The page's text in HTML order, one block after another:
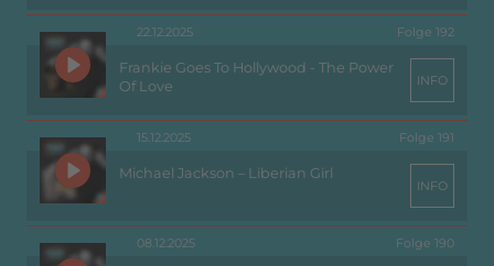
22.12.2025 Folge 192
Frankie Goes To Hollywood - The Power
Of Love
INFO
15.12.2025 Folge 191
Michael Jackson – Liberian Girl
INFO
08.12.2025 Folge 190